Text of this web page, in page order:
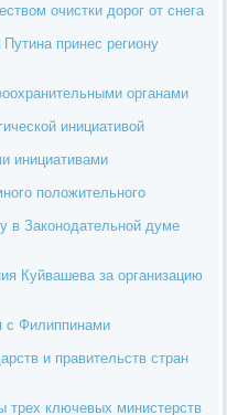
очистки дорог от снега
принес региону
органами
инициативой
инициативами
положительного
в Законодательной думе
Куйвашева за организацию
с Филиппинами
и правительств стран
трех ключевых министерств